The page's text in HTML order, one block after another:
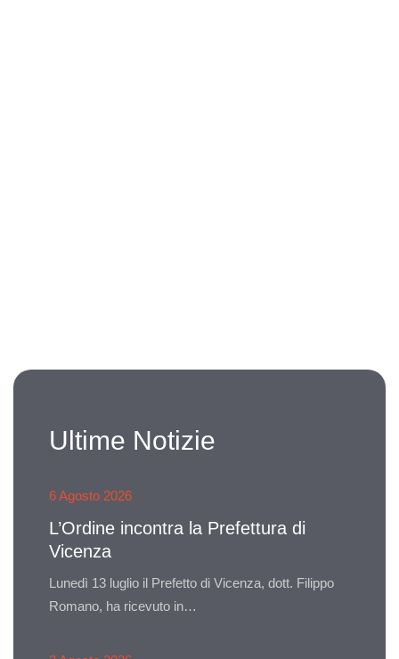
Ultime Notizie
6 Agosto 2026
L’Ordine incontra la Prefettura di
Vicenza
Lunedì 13 luglio il Prefetto di Vicenza, dott. Filippo
Romano, ha ricevuto in…